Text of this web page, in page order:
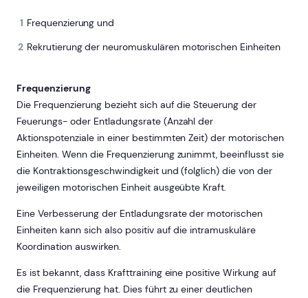
Frequenzierung und
Rekrutierung der neuromuskulären motorischen Einheiten
Frequenzierung
Die Frequenzierung bezieht sich auf die Steuerung der
Feuerungs- oder Entladungsrate (Anzahl der
Aktionspotenziale in einer bestimmten Zeit) der motorischen
Einheiten. Wenn die Frequenzierung zunimmt, beeinflusst sie
die Kontraktionsgeschwindigkeit und (folglich) die von der
jeweiligen motorischen Einheit ausgeübte Kraft.
Eine Verbesserung der Entladungsrate der motorischen
Einheiten kann sich also positiv auf die intramuskuläre
Koordination auswirken.
Es ist bekannt, dass Krafttraining eine positive Wirkung auf
die Frequenzierung hat. Dies führt zu einer deutlichen